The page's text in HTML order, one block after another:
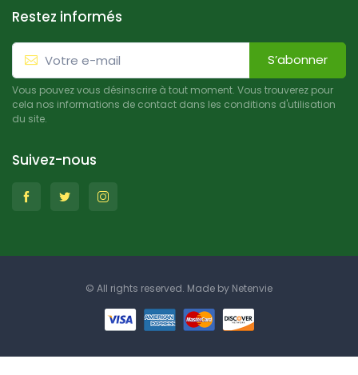
Restez informés
S’abonner
Vous pouvez vous désinscrire à tout moment. Vous trouverez pour
cela nos informations de contact dans les conditions d'utilisation
du site.
Suivez-nous
© All rights reserved. Made by Netenvie